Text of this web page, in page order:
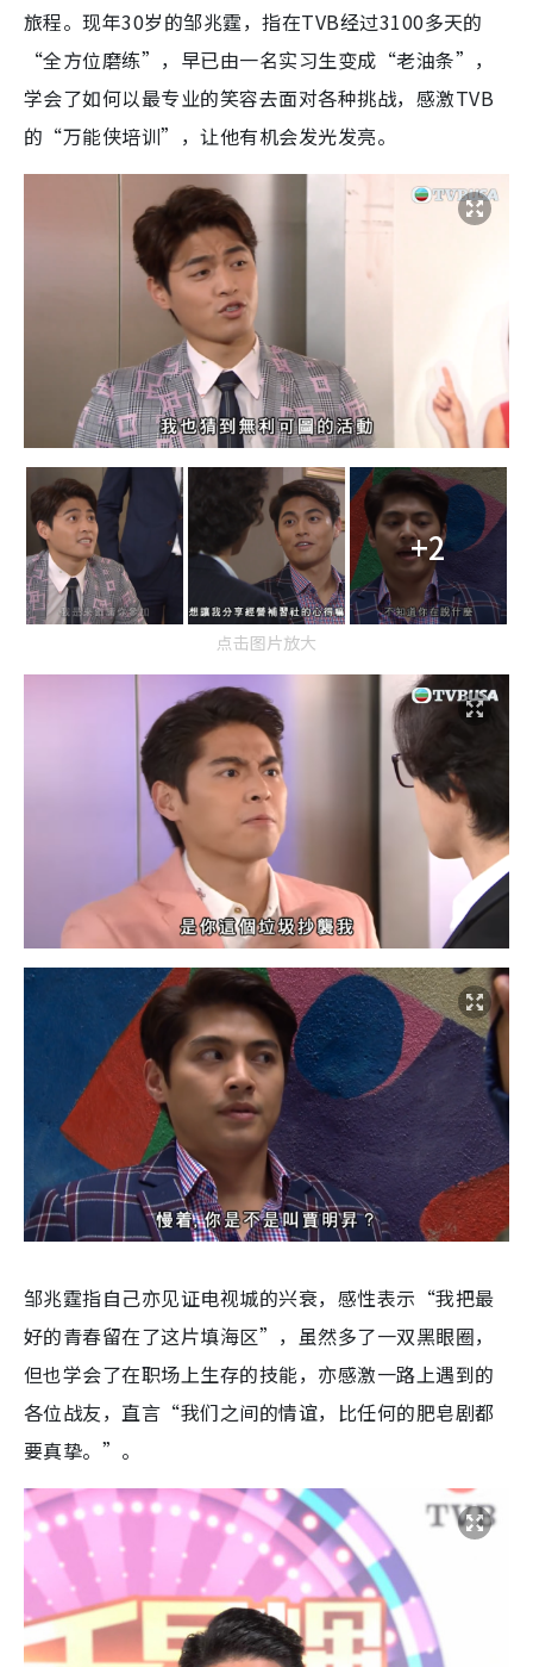
旅程。现年30岁的邹兆霆，指在TVB经过3100多天的
“全方位磨练”，早已由一名实习生变成“老油条”，
学会了如何以最专业的笑容去面对各种挑战，感激TVB
的“万能侠培训”，让他有机会发光发亮。
+2
点击图片放大
邹兆霆指自己亦见证电视城的兴衰，感性表示“我把最
好的青春留在了这片填海区”，虽然多了一双黑眼圈，
但也学会了在职场上生存的技能，亦感激一路上遇到的
各位战友，直言“我们之间的情谊，比任何的肥皂剧都
要真挚。”。